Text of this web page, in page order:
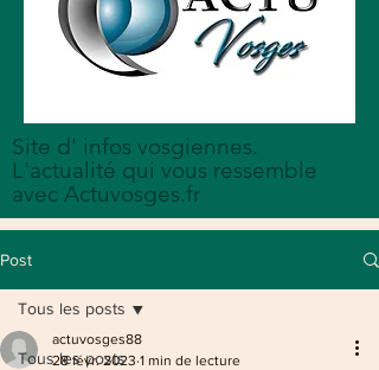
Site d' infos vosgiennes.
L'actualité qui vous ressemble
avec Actuvosges.fr
Post
Tous les posts
Tous les posts
actuvosges88
28 févr. 2023 1 min de lecture